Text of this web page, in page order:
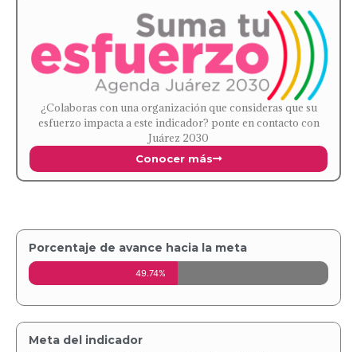
Porcentaje de avance hacia la meta
49.74%
Meta del indicador
¿Colaboras con una organización que consideras que su
esfuerzo impacta a este indicador? ponte en contacto con
Juárez 2030
Conocer más